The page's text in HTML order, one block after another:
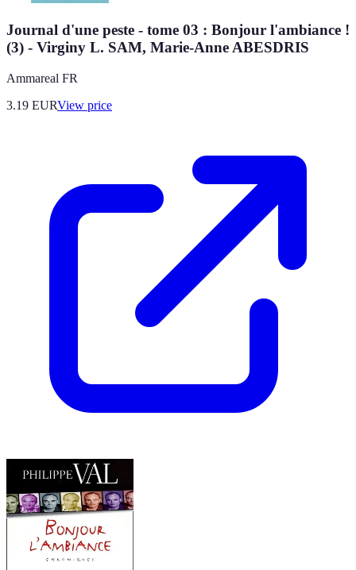
Journal d'une peste - tome 03 : Bonjour l'ambiance !
(3) - Virginy L. SAM, Marie-Anne ABESDRIS
Ammareal FR
3.19 EURView price